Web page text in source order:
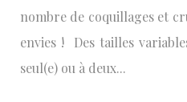
nombre de coquillages et
envies ! Des tailles
seul(e) ou à deux...